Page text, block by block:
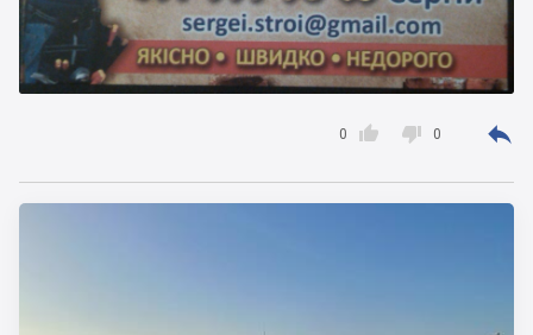

0  0 